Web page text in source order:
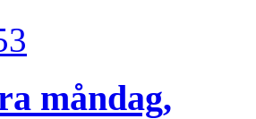
måndag,